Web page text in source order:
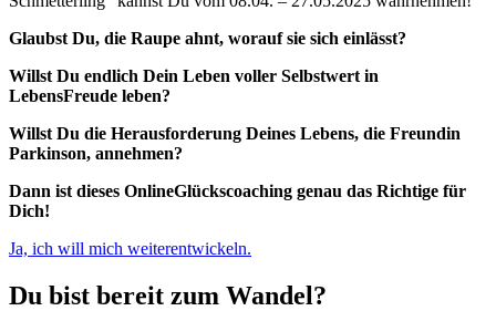
Glaubst Du, die Raupe ahnt, worauf sie sich einlässt?
Willst Du endlich Dein Leben voller Selbstwert in
LebensFreude leben?
Willst Du die Herausforderung Deines Lebens, die Freundin
Parkinson, annehmen?
Dann ist dieses OnlineGlückscoaching genau das Richtige für
Dich!
Ja, ich will mich weiterentwickeln.
Du bist bereit zum Wandel?